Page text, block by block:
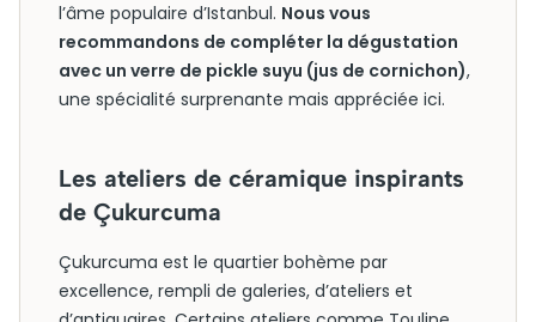
l’âme populaire d’Istanbul. Nous vous
recommandons de compléter la dégustation
avec un verre de pickle suyu (jus de cornichon),
une spécialité surprenante mais appréciée ici.
Les ateliers de céramique inspirants
de Çukurcuma
Çukurcuma est le quartier bohème par
excellence, rempli de galeries, d’ateliers et